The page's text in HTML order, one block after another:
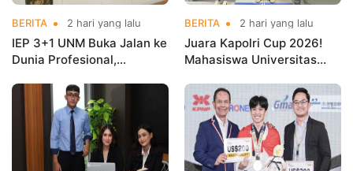
BERITA 2 hari yang lalu
IEP 3+1 UNM Buka Jalan ke
Dunia Profesional,
Kementerian Koperasi
BERITA 2 hari yang lalu
Juara Kapolri Cup 2026!
Mahasiswa Universitas
Nama Kampus di Kejurnas
Taekwondo